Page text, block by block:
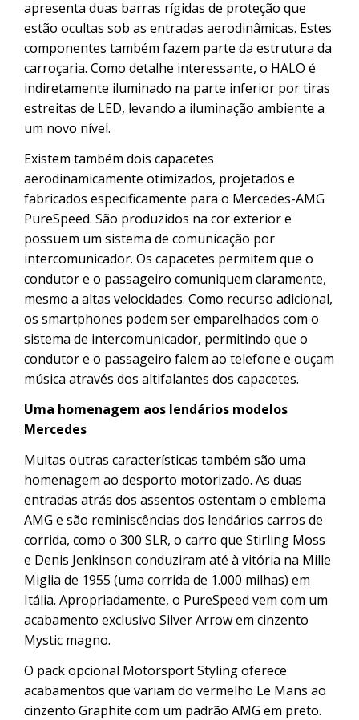
apresenta duas barras rígidas de proteção que
estão ocultas sob as entradas aerodinâmicas. Estes
componentes também fazem parte da estrutura da
carroçaria. Como detalhe interessante, o HALO é
indiretamente iluminado na parte inferior por tiras
estreitas de LED, levando a iluminação ambiente a
um novo nível.
Existem também dois capacetes
aerodinamicamente otimizados, projetados e
fabricados especificamente para o Mercedes-AMG
PureSpeed. São produzidos na cor exterior e
possuem um sistema de comunicação por
intercomunicador. Os capacetes permitem que o
condutor e o passageiro comuniquem claramente,
mesmo a altas velocidades. Como recurso adicional,
os smartphones podem ser emparelhados com o
sistema de intercomunicador, permitindo que o
condutor e o passageiro falem ao telefone e ouçam
música através dos altifalantes dos capacetes.
Uma homenagem aos lendários modelos
Mercedes
Muitas outras características também são uma
homenagem ao desporto motorizado. As duas
entradas atrás dos assentos ostentam o emblema
AMG e são reminiscências dos lendários carros de
corrida, como o 300 SLR, o carro que Stirling Moss
e Denis Jenkinson conduziram até à vitória na Mille
Miglia de 1955 (uma corrida de 1.000 milhas) em
Itália. Apropriadamente, o PureSpeed vem com um
acabamento exclusivo Silver Arrow em cinzento
Mystic magno.
O pack opcional Motorsport Styling oferece
acabamentos que variam do vermelho Le Mans ao
cinzento Graphite com um padrão AMG em preto.